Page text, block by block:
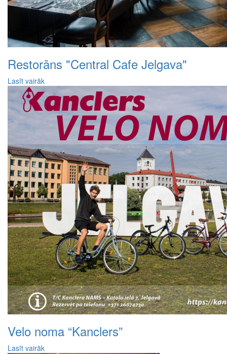
Restorāns "Central Cafe Jelgava"
Lasīt vairāk
Velo noma “Kanclers”
Lasīt vairāk